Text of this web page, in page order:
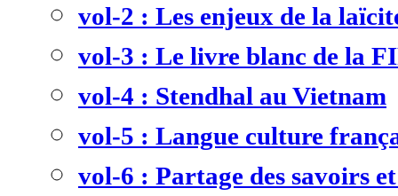
vol-2 : Les enjeux de la
vol-3 : Le livre blanc de la
vol-4 : Stendhal au Vietnam
vol-5 : Langue culture
vol-6 : Partage des savoirs